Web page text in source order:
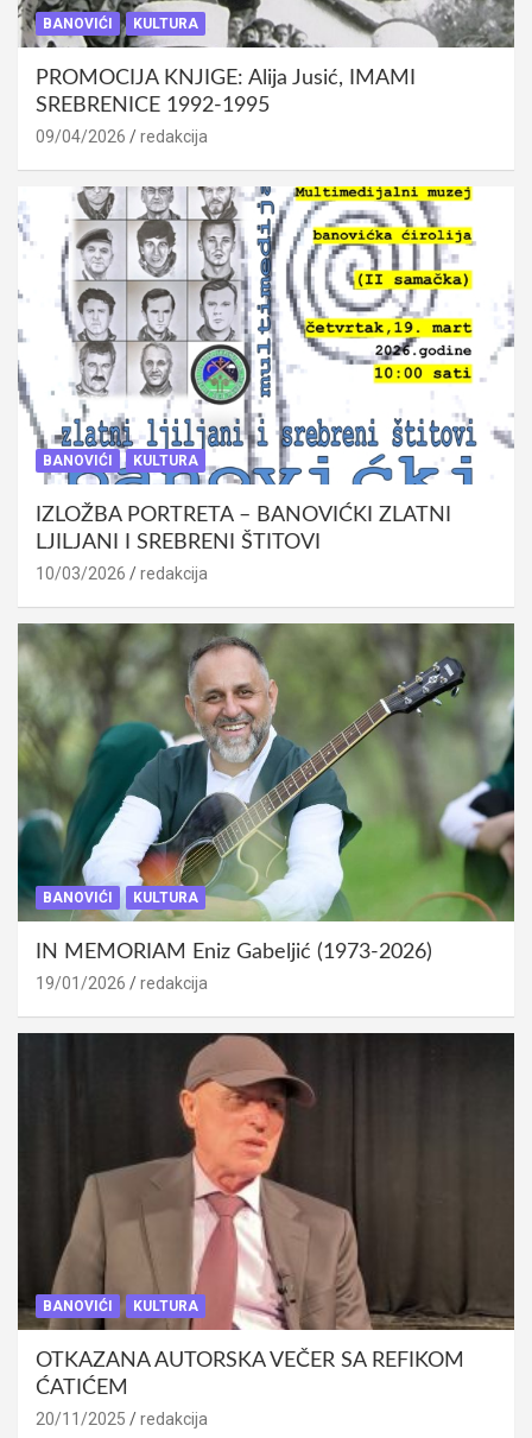
BANOVIĆI KULTURA
PROMOCIJA KNJIGE: Alija Jusić, IMAMI
SREBRENICE 1992-1995
09/04/2026 redakcija
BANOVIĆI KULTURA
IZLOŽBA PORTRETA – BANOVIĆKI ZLATNI
LJILJANI I SREBRENI ŠTITOVI
10/03/2026 redakcija
BANOVIĆI KULTURA
IN MEMORIAM Eniz Gabeljić (1973-2026)
19/01/2026 redakcija
BANOVIĆI KULTURA
OTKAZANA AUTORSKA VEČER SA REFIKOM
ĆATIĆEM
20/11/2025 redakcija